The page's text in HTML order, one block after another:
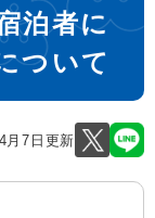
泊者に
ついて
月7日更新